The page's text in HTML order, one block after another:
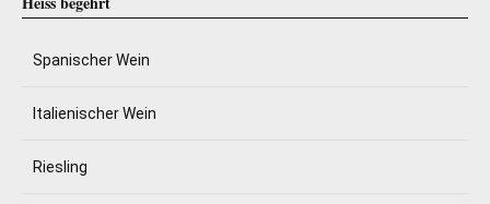
Spanischer Wein
Italienischer Wein
Riesling